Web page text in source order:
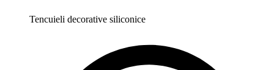
Tencuieli decorative siliconice